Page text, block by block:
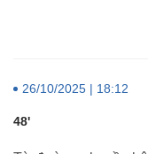
26/10/2025 | 18:12
48'